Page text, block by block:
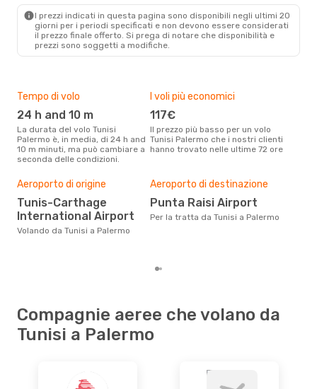
I prezzi indicati in questa pagina sono disponibili negli ultimi 20
giorni per i periodi specificati e non devono essere considerati
il ​​prezzo finale offerto. Si prega di notare che disponibilità e
prezzi sono soggetti a modifiche.
Tempo di volo
24 h and 10 m
La durata del volo Tunisi
Palermo è, in media, di 24 h and
10 m minuti, ma può cambiare a
seconda delle condizioni.
I voli più economici
117€
Il prezzo più basso per un volo
Tunisi Palermo che i nostri clienti
hanno trovato nelle ultime 72 ore
Aeroporto di origine
Tunis-Carthage
International Airport
Volando da Tunisi a Palermo
Aeroporto di destinazione
Punta Raisi Airport
Per la tratta da Tunisi a Palermo
Compagnie aeree che volano da
Tunisi a Palermo